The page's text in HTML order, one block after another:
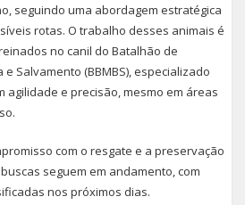
seguindo uma abordagem estratégica
rotas. O trabalho desses animais é
no canil do Batalhão de
Salvamento (BBMBS), especializado
agilidade e precisão, mesmo em áreas
com o resgate e a preservação
seguem em andamento, com
nos próximos dias.